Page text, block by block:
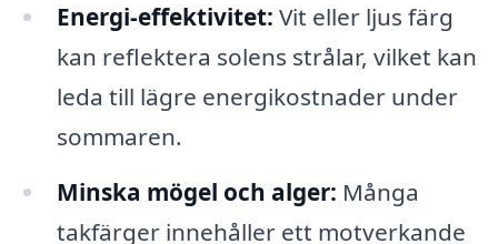
Energi-effektivitet: Vit eller ljus färg
kan reflektera solens strålar, vilket kan
leda till lägre energikostnader under
sommaren.
Minska mögel och alger: Många
takfärger innehåller ett motverkande